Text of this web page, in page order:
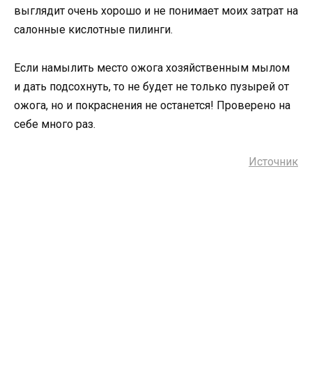
выглядит очень хорошо и не понимает моих затрат на
салонные кислотные пилинги.
Если намылить место ожога хозяйственным мылом
и дать подсохнуть, то не будет не только пузырей от
ожога, но и покраснения не останется! Проверено на
себе много раз.
Источник